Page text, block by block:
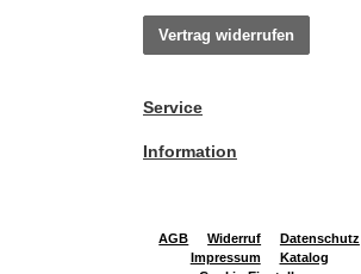
Vertrag widerrufen
Service
Information
AGB Widerruf
Datenschutz
Impressum
Katalog